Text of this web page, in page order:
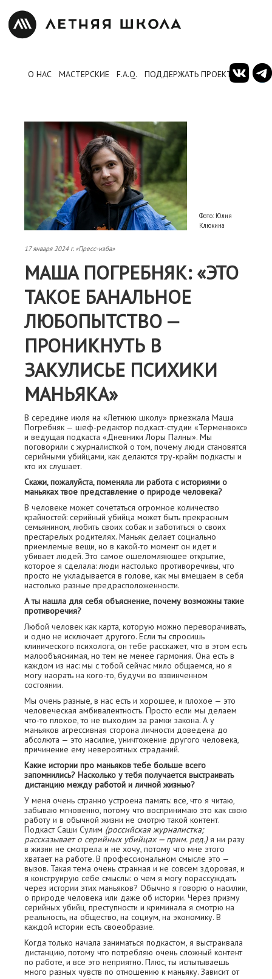
О НАС МАСТЕРСКИЕ F.A.Q. ПОДДЕРЖАТЬ ПРОЕКТ
Фото: Юлия
Клюкина
17 января 2024 г. «Пресс-изба»
МАША ПОГРЕБНЯК: «ЭТО
ТАКОЕ БАНАЛЬНОЕ
ЛЮБОПЫТСТВО —
ПРОНИКНУТЬ В
ЗАКУЛИСЬЕ ПСИХИКИ
МАНЬЯКА»
В середине июля на «Летнюю школу» приезжала Маша
Погребняк — шеф-редактор подкаст-студии «Терменвокс»
и ведущая подкаста «Дневники Лоры Палны». Мы
поговорили с журналисткой о том, почему люди становятся
серийными убийцами, как делаются тру-крайм подкасты и
кто их слушает.
Скажи, пожалуйста, поменяла ли работа с историями о
маньяках твое представление о природе человека?
В человеке может сочетаться огромное количество
крайностей: серийный убийца может быть прекрасным
семьянином, любить своих собак и заботиться о своих
престарелых родителях. Маньяк делает социально
приемлемые вещи, но в какой-то момент он идет и
убивает людей. Это самое ошеломляющее открытие,
которое я сделала: люди настолько противоречивы, что
просто не укладывается в голове, как мы вмещаем в себя
настолько разные предрасположенности.
А ты нашла для себя объяснение, почему возможны такие
противоречия?
Любой человек как карта, которую можно переворачивать,
и одно не исключает другого. Если ты спросишь
клинического психолога, он тебе расскажет, что в этом есть
малообъяснимая, но тем не менее гармония. Она есть в
каждом из нас: мы с тобой сейчас мило общаемся, но я
могу наорать на кого-то, будучи во взвинченном
состоянии.
Мы очень разные, в нас есть и хорошее, и плохое — это
человеческая амбивалентность. Просто если мы делаем
что-то плохое, то не выходим за рамки закона. А у
маньяков агрессивная сторона личности доведена до
абсолюта — это насилие, уничтожение другого человека,
причинение ему невероятных страданий.
Какие истории про маньяков тебе больше всего
запомнились? Насколько у тебя получается выстраивать
дистанцию между работой и личной жизнью?
У меня очень странно устроена память: все, что я читаю,
забываю мгновенно, потому что воспринимаю это как свою
работу и в обычной жизни не смотрю такой контент.
Подкаст Саши Сулим (российская журналистка;
рассказывает о серийных убийцах — прим. ред.)я ни разу
в жизни не смотрела и не хочу, потому что мне этого
хватает на работе. В профессиональном смысле это —
вызов. Такая тема очень странная и не совсем здоровая, и
я конструирую себе смыслы: о чем я могу порассуждать
через истории этих маньяков? Обычно я говорю о насилии,
о природе человека или даже об истории. Через призму
серийных убийц, преступности и криминала я смотрю на
реальность, на общество, на социум, на экономику. В
каждой истории есть своеобразие.
Когда только начала заниматься подкастом, я выстраивала
дистанцию, потому что потребляю очень сложный контент
по работе, и все это неприятно. Плюс, ты испытываешь
много разных чувств по отношению к маньяку. Зависит от